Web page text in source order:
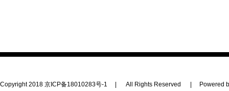
Copyright 2018 京ICP备18010283号-1 All Rights Reserved Powered